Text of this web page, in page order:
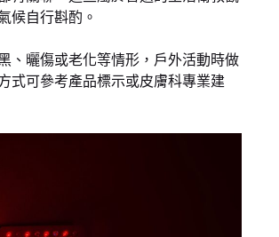
候自行斟酌。
、曬傷或老化等情形，戶外活動時做
式可參考產品標示或皮膚科專業建